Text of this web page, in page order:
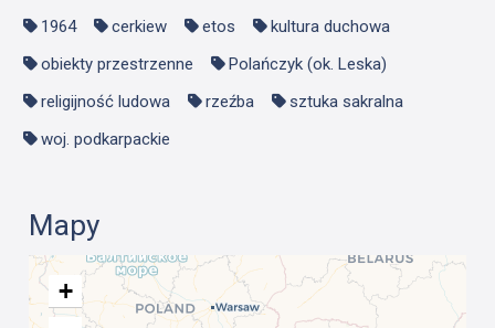
1964 cerkiew etos
kultura duchowa
obiekty przestrzenne
Polańczyk (ok. Leska)
religijność ludowa
rzeźba
sztuka sakralna
woj. podkarpackie
Mapy
+